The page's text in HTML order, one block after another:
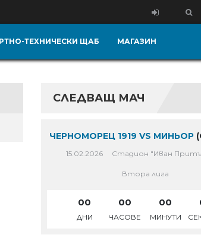
ТЕХНИЧЕСКИ ЩАБ МАГАЗИН
СЛЕДВАЩ МАЧ
ЧЕРНОМОРЕЦ 1919 VS МИНЬОР
15.02.2026 Стадион "Иван
Втора лига
00
ДНИ
00
ЧАСОВЕ
00
МИНУТИ